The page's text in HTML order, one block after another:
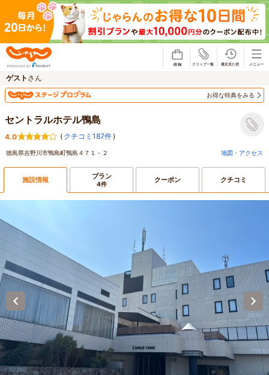
ゲスト さん
お得な特典をみる
セントラルホテル鴨島
4.0 ( クチコミ187件)
徳島県吉野川市鴨島町鴨島４７１－２ 地図・アクセス
施設情報 プラン
4件 クーポン クチコミ